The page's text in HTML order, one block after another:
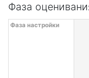
Фаза
Сроки проведения
Перейти к текущим задачам
Фаза настройки